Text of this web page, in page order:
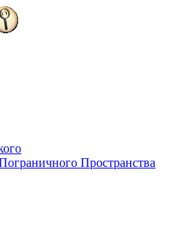
Пространства